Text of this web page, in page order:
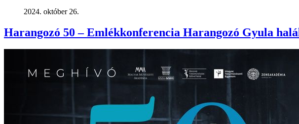
2024. október 26.
Harangozó 50 – Emlékkonferencia Harangozó Gyula